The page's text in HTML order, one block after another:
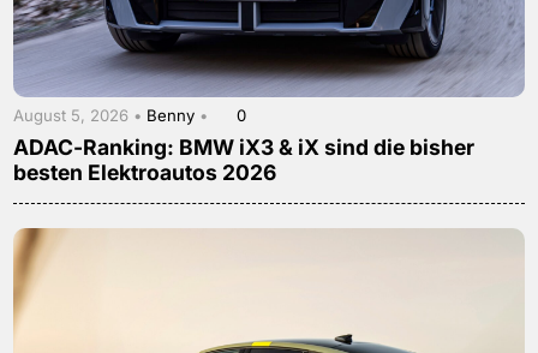
August 5, 2026 • Benny • 0
ADAC-Ranking: BMW iX3 & iX sind die bisher
besten Elektroautos 2026